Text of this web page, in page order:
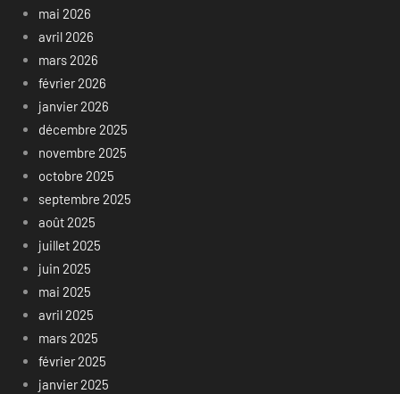
mai 2026
avril 2026
mars 2026
février 2026
janvier 2026
décembre 2025
novembre 2025
octobre 2025
septembre 2025
août 2025
juillet 2025
juin 2025
mai 2025
avril 2025
mars 2025
février 2025
janvier 2025